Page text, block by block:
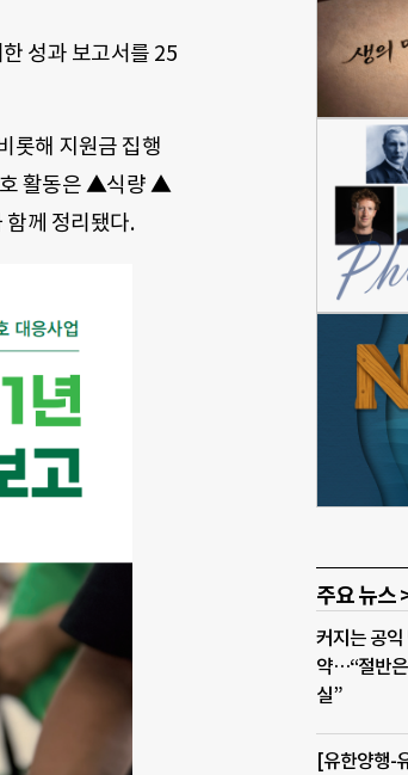
성과 보고서를 25
롯해 지원금 집행
호 활동은 ▲식량 ▲
께 정리됐다.
주요 뉴스
커지는 공익
약…“절반
실”
[유한양행-